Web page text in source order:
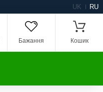
UK RU
Бажання Кошик